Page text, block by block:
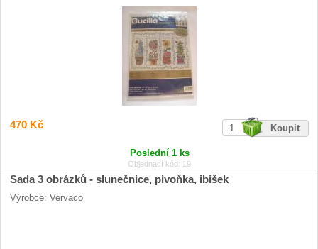
470 Kč
Poslední 1 ks
Objednací kód: 19
Sada 3 obrázků - slunečnice, pivoňka, ibišek
Výrobce: Vervaco